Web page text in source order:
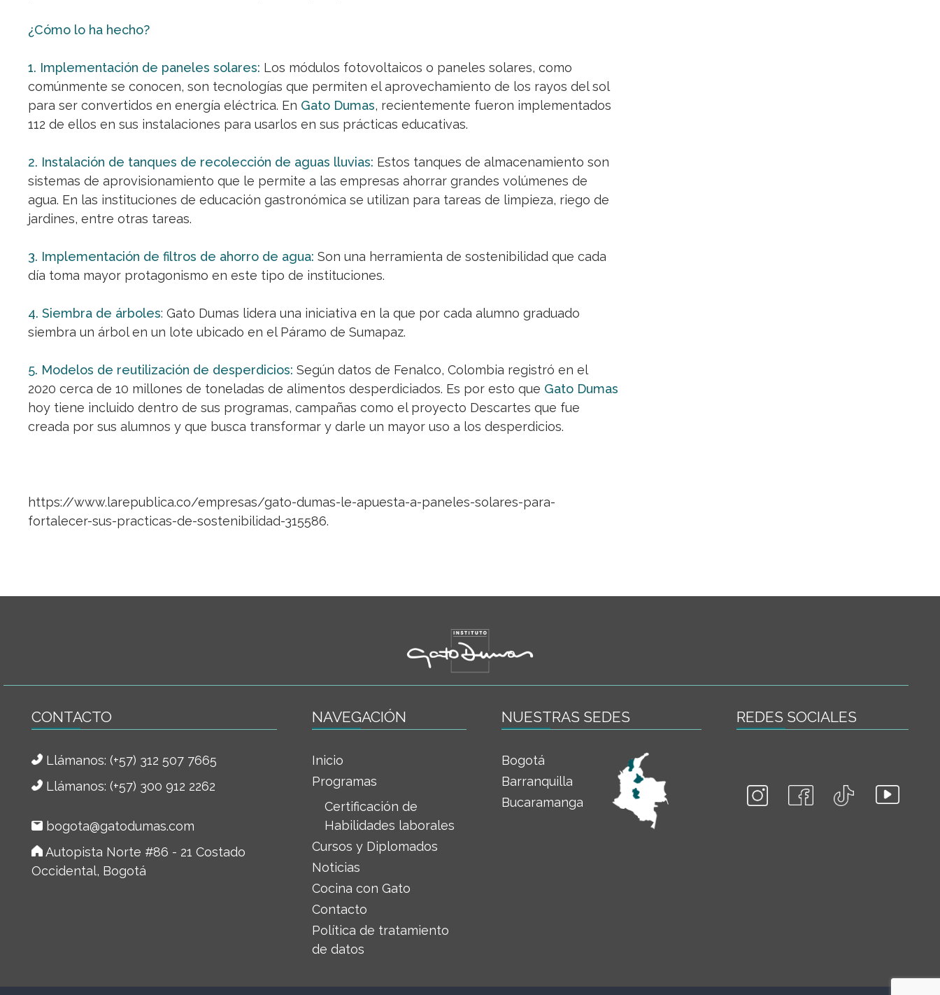
¿Cómo lo ha hecho?
1. Implementación de paneles solares: Los módulos fotovoltaicos o paneles solares, como
comúnmente se conocen, son tecnologías que permiten el aprovechamiento de los rayos del sol
para ser convertidos en energía eléctrica. En Gato Dumas, recientemente fueron implementados
112 de ellos en sus instalaciones para usarlos en sus prácticas educativas.
2. Instalación de tanques de recolección de aguas lluvias: Estos tanques de almacenamiento son
sistemas de aprovisionamiento que le permite a las empresas ahorrar grandes volúmenes de
agua. En las instituciones de educación gastronómica se utilizan para tareas de limpieza, riego de
jardines, entre otras tareas.
3. Implementación de filtros de ahorro de agua: Son una herramienta de sostenibilidad que cada
día toma mayor protagonismo en este tipo de instituciones.
4. Siembra de árboles: Gato Dumas lidera una iniciativa en la que por cada alumno graduado
siembra un árbol en un lote ubicado en el Páramo de Sumapaz.
5. Modelos de reutilización de desperdicios: Según datos de Fenalco, Colombia registró en el
2020 cerca de 10 millones de toneladas de alimentos desperdiciados. Es por esto que Gato Dumas
hoy tiene incluido dentro de sus programas, campañas como el proyecto Descartes que fue
creada por sus alumnos y que busca transformar y darle un mayor uso a los desperdicios.
https://www.larepublica.co/empresas/gato-dumas-le-apuesta-a-paneles-solares-para-
fortalecer-sus-practicas-de-sostenibilidad-315586.
CONTACTO
Llámanos: (+57) 312 507 7665
Llámanos: (+57) 300 912 2262
bogota@gatodumas.com
Autopista Norte #86 - 21 Costado
Occidental, Bogotá
NAVEGACIÓN
Inicio
Programas
Certificación de
Habilidades laborales
Cursos y Diplomados
Noticias
Cocina con Gato
Contacto
Política de tratamiento
de datos
NUESTRAS SEDES
Bogotá
Barranquilla
Bucaramanga
REDES SOCIALES